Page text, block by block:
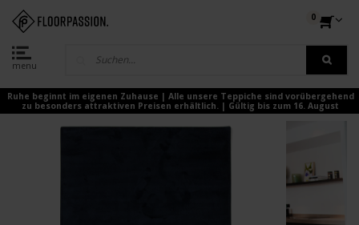
menu
0
Ruhe beginnt im eigenen Zuhause | Alle unsere Teppiche sind vorübergehend
zu besonders attraktiven Preisen erhältlich. | Gültig bis zum 16. August